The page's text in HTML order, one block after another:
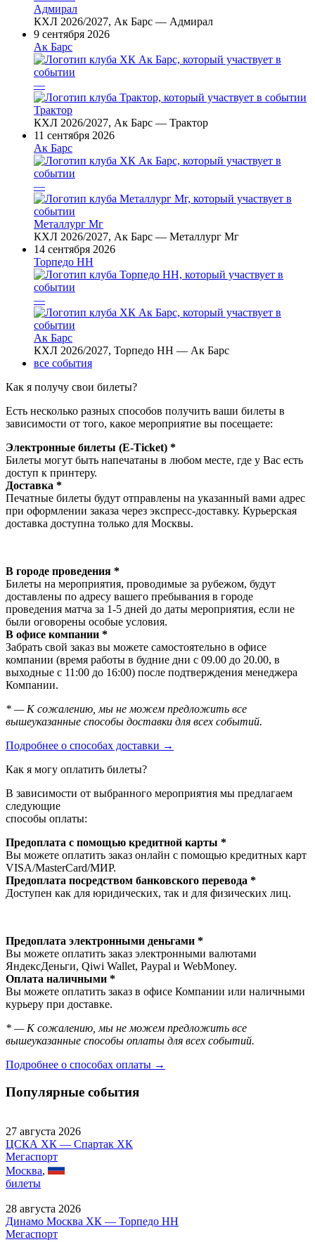
Адмирал
КХЛ 2026/2027, Ак Барс — Адмирал
9 сентября 2026
Ак Барс
—
Трактор
КХЛ 2026/2027, Ак Барс — Трактор
11 сентября 2026
Ак Барс
—
Металлург Мг
КХЛ 2026/2027, Ак Барс — Металлург Мг
14 сентября 2026
Торпедо НН
—
Ак Барс
КХЛ 2026/2027, Торпедо НН — Ак Барс
все события
Как я получу свои билеты?
Есть несколько разных способов получить ваши билеты в
зависимости от того, какое мероприятие вы посещаете:
Электронные билеты (E-Ticket) *
Билеты могут быть напечатаны в любом месте, где у Вас есть
доступ к принтеру.
Доставка *
Печатные билеты будут отправлены на указанный вами адрес
при оформлении заказа через экспресс-доставку. Курьерская
доставка доступна только для Москвы.
В городе проведения *
Билеты на мероприятия, проводимые за рубежом, будут
доставлены по адресу вашего пребывания в городе
проведения матча за 1-5 дней до даты мероприятия, если не
были оговорены особые условия.
В офисе компании *
Забрать свой заказ вы можете самостоятельно в офисе
компании (время работы в будние дни с 09.00 до 20.00, в
выходные с 11:00 до 16:00) после подтверждения менеджера
Компании.
* — К сожалению, мы не можем предложить все
вышеуказанные способы доставки для всех событий.
Подробнее о способах доставки →
Как я могу оплатить билеты?
В зависимости от выбранного мероприятия мы предлагаем
следующие
способы оплаты:
Предоплата с помощью кредитной карты *
Вы можете оплатить заказ онлайн с помощью кредитных карт
VISA/MasterСard/МИР.
Предоплата посредством банковского перевода *
Доступен как для юридических, так и для физических лиц.
Предоплата электронными деньгами *
Вы можете оплатить заказ электронными валютами
ЯндексДеньги, Qiwi Wallet, Paypal и WebMoney.
Оплата наличными *
Вы можете оплатить заказ в офисе Компании или наличными
курьеру при доставке.
* — К сожалению, мы не можем предложить все
вышеуказанные способы оплаты для всех событий.
Подробнее о способах оплаты →
Популярные события
27 августа 2026
ЦСКА ХК — Спартак ХК
Мегаспорт
Москва,
билеты
28 августа 2026
Динамо Москва ХК — Торпедо НН
Мегаспорт